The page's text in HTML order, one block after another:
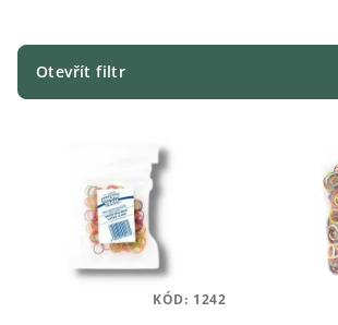
r
Otevřít filtr
KÓD: 1242